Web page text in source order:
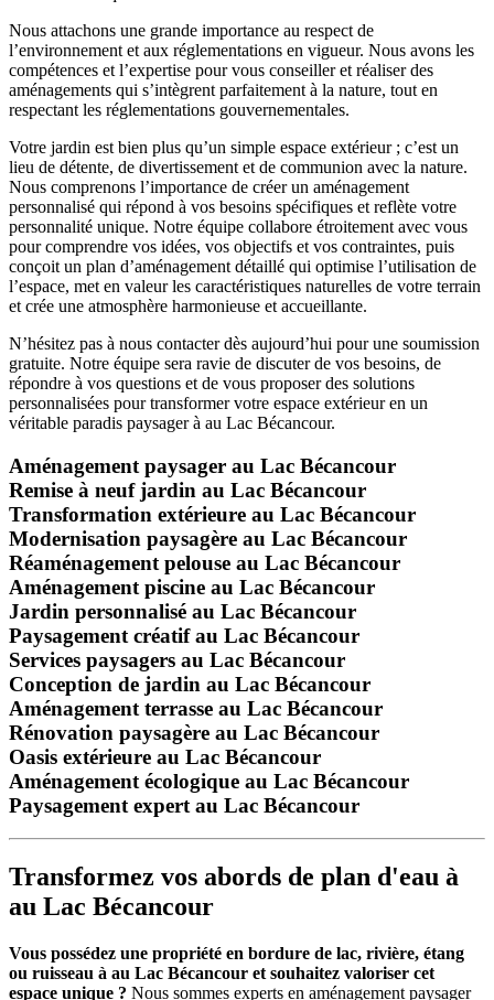
Nous attachons une grande importance au respect de
l’environnement et aux réglementations en vigueur. Nous avons les
compétences et l’expertise pour vous conseiller et réaliser des
aménagements qui s’intègrent parfaitement à la nature, tout en
respectant les réglementations gouvernementales.
Votre jardin est bien plus qu’un simple espace extérieur ; c’est un
lieu de détente, de divertissement et de communion avec la nature.
Nous comprenons l’importance de créer un aménagement
personnalisé qui répond à vos besoins spécifiques et reflète votre
personnalité unique. Notre équipe collabore étroitement avec vous
pour comprendre vos idées, vos objectifs et vos contraintes, puis
conçoit un plan d’aménagement détaillé qui optimise l’utilisation de
l’espace, met en valeur les caractéristiques naturelles de votre terrain
et crée une atmosphère harmonieuse et accueillante.
N’hésitez pas à nous contacter dès aujourd’hui pour une soumission
gratuite. Notre équipe sera ravie de discuter de vos besoins, de
répondre à vos questions et de vous proposer des solutions
personnalisées pour transformer votre espace extérieur en un
véritable paradis paysager à au Lac Bécancour.
Aménagement paysager au Lac Bécancour
Remise à neuf jardin au Lac Bécancour
Transformation extérieure au Lac Bécancour
Modernisation paysagère au Lac Bécancour
Réaménagement pelouse au Lac Bécancour
Aménagement piscine au Lac Bécancour
Jardin personnalisé au Lac Bécancour
Paysagement créatif au Lac Bécancour
Services paysagers au Lac Bécancour
Conception de jardin au Lac Bécancour
Aménagement terrasse au Lac Bécancour
Rénovation paysagère au Lac Bécancour
Oasis extérieure au Lac Bécancour
Aménagement écologique au Lac Bécancour
Paysagement expert au Lac Bécancour
Transformez vos abords de plan d'eau à
au Lac Bécancour
Vous possédez une propriété en bordure de lac, rivière, étang
ou ruisseau à au Lac Bécancour et souhaitez valoriser cet
espace unique ? Nous sommes experts en aménagement paysager